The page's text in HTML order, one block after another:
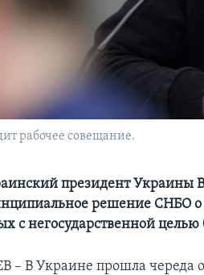
рабочее совещание.
президент Украины
решение СНБО о
с негосударственной целью
– В Украине прошла череда